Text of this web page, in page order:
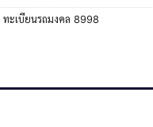
ทะเบียนรถมงคล 8998